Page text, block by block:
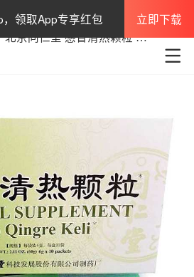
领取App专享红包 立即下载
北京同仁堂 感冒清热颗粒 无糖型 6g*10包入